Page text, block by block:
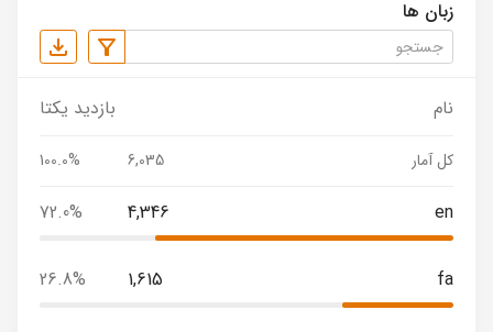
زبان ها
نام بازدید یکتا
کل آمار 6,035
100.0%
en
4,346
72.0%
fa
1,615
26.8%